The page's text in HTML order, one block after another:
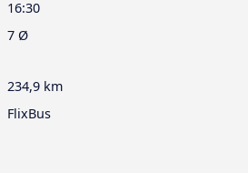
16:30
7 Ø
234,9 km
FlixBus